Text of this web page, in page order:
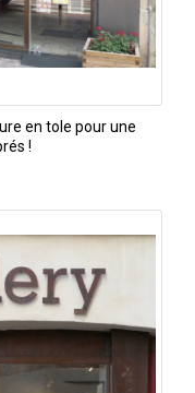
en tole pour une
!